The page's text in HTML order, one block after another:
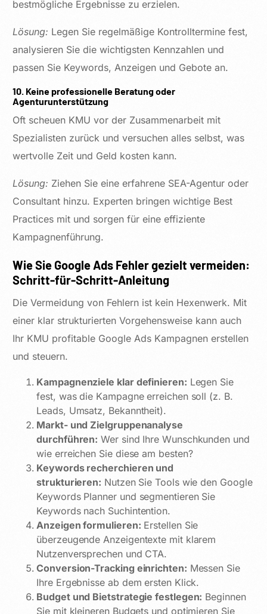
bestmögliche Ergebnisse zu erzielen.
Lösung: Legen Sie regelmäßige Kontrolltermine fest,
analysieren Sie die wichtigsten Kennzahlen und
passen Sie Keywords, Anzeigen und Gebote an.
10. Keine professionelle Beratung oder
Agenturunterstützung
Oft scheuen KMU vor der Zusammenarbeit mit
Spezialisten zurück und versuchen alles selbst, was
wertvolle Zeit und Geld kosten kann.
Lösung: Ziehen Sie eine erfahrene SEA-Agentur oder
Consultant hinzu. Experten bringen wichtige Best
Practices mit und sorgen für eine effiziente
Kampagnenführung.
Wie Sie Google Ads Fehler gezielt vermeiden:
Schritt-für-Schritt-Anleitung
Die Vermeidung von Fehlern ist kein Hexenwerk. Mit
einer klar strukturierten Vorgehensweise kann auch
Ihr KMU profitable Google Ads Kampagnen erstellen
und steuern.
Kampagnenziele klar definieren: Legen Sie
fest, was die Kampagne erreichen soll (z. B.
Leads, Umsatz, Bekanntheit).
Markt- und Zielgruppenanalyse
durchführen: Wer sind Ihre Wunschkunden und
wie erreichen Sie diese am besten?
Keywords recherchieren und
strukturieren: Nutzen Sie Tools wie den Google
Keywords Planner und segmentieren Sie
Keywords nach Suchintention.
Anzeigen formulieren: Erstellen Sie
überzeugende Anzeigentexte mit klarem
Nutzenversprechen und CTA.
Conversion-Tracking einrichten: Messen Sie
Ihre Ergebnisse ab dem ersten Klick.
Budget und Bietstrategie festlegen: Beginnen
Sie mit kleineren Budgets und optimieren Sie